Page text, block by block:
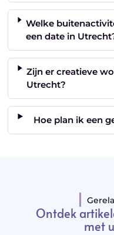
Welke
een date in
Zijn er creatieve
Utrecht?
Hoe plan ik een
Ontdek
met